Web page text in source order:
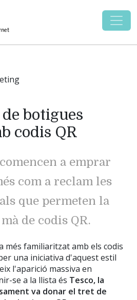
botigues
codis QR
a emprar
com a reclam les
que permeten la
de codis QR.
més familiaritzat amb els codis
una iniciativa d'aquest estil
l'aparició massiva en
se a la llista és Tesco, la
va donar el tret de